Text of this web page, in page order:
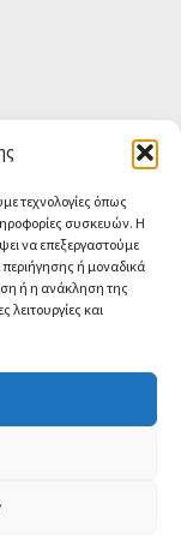
τεχνολογίες όπως
συσκευών. Η
να επεξεργαστούμε
ή μοναδικά
ή η ανάκληση της
και
us